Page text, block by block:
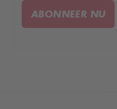
ABONNEER NU